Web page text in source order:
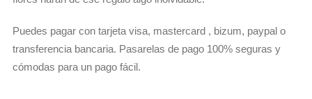
Puedes pagar con tarjeta visa, mastercard , bizum, paypal o
transferencia bancaria. Pasarelas de pago 100% seguras y
cómodas para un pago fácil.